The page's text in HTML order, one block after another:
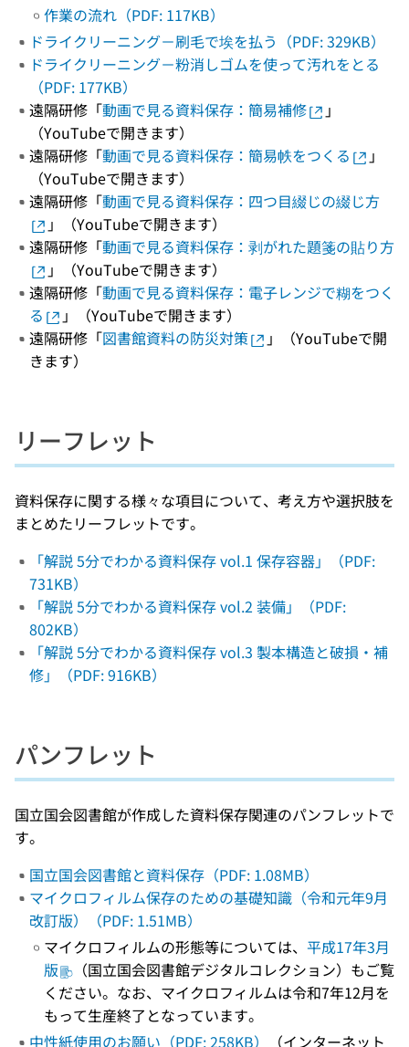
作業の流れ（PDF: 117KB）
ドライクリーニング－刷毛で埃を払う（PDF: 329KB）
ドライクリーニング－粉消しゴムを使って汚れをとる
（PDF: 177KB）
遠隔研修「動画で見る資料保存：簡易補修
」
（YouTubeで開きます）
遠隔研修「動画で見る資料保存：簡易帙をつくる
」
（YouTubeで開きます）
遠隔研修「動画で見る資料保存：四つ目綴じの綴じ方
」（YouTubeで開きます）
遠隔研修「動画で見る資料保存：剥がれた題箋の貼り方
」（YouTubeで開きます）
遠隔研修「動画で見る資料保存：電子レンジで糊をつく
る
」（YouTubeで開きます）
遠隔研修「図書館資料の防災対策
」（YouTubeで開
きます）
リーフレット
資料保存に関する様々な項目について、考え方や選択肢を
まとめたリーフレットです。
「解説 5分でわかる資料保存 vol.1 保存容器」（PDF:
731KB）
「解説 5分でわかる資料保存 vol.2 装備」（PDF:
802KB）
「解説 5分でわかる資料保存 vol.3 製本構造と破損・補
修」（PDF: 916KB）
パンフレット
国立国会図書館が作成した資料保存関連のパンフレットで
す。
国立国会図書館と資料保存（PDF: 1.08MB）
マイクロフィルム保存のための基礎知識（令和元年9月
改訂版）（PDF: 1.51MB）
マイクロフィルムの形態等については、 平成17年3月
版
（国立国会図書館デジタルコレクション）もご覧
ください。なお、マイクロフィルムは令和7年12月を
もって生産終了となっています。
中性紙使用のお願い（PDF: 258KB）
（インターネット